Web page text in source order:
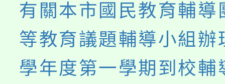
有關本市國民教育輔導
等教育議題輔導小組
學年度第一學期到校輔